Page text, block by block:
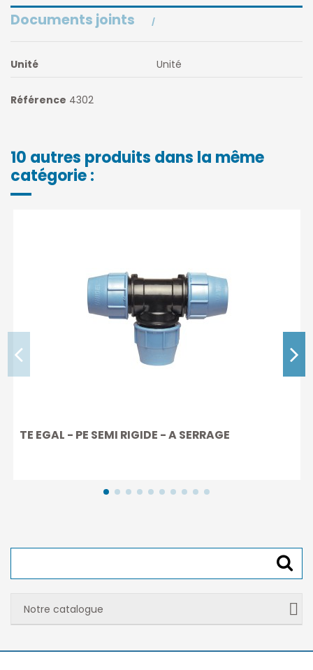
Documents joints
Unité Unité
Référence 4302
10 autres produits dans la même
catégorie :
TE EGAL - PE SEMI RIGIDE - A SERRAGE
Notre catalogue